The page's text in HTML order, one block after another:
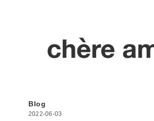
Blog
2022-06-03